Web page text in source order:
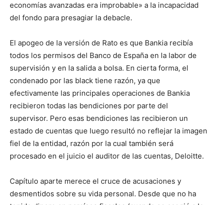
economías avanzadas era improbable» a la incapacidad
del fondo para presagiar la debacle.
El apogeo de la versión de Rato es que Bankia recibía
todos los permisos del Banco de España en la labor de
supervisión y en la salida a bolsa. En cierta forma, el
condenado por las black tiene razón, ya que
efectivamente las principales operaciones de Bankia
recibieron todas las bendiciones por parte del
supervisor. Pero esas bendiciones las recibieron un
estado de cuentas que luego resultó no reflejar la imagen
fiel de la entidad, razón por la cual también será
procesado en el juicio el auditor de las cuentas, Deloitte.
Capítulo aparte merece el cruce de acusaciones y
desmentidos sobre su vida personal. Desde que no ha